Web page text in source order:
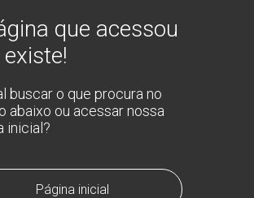
que acessou
buscar o que procura no
abaixo ou acessar nossa
inicial?
Página inicial